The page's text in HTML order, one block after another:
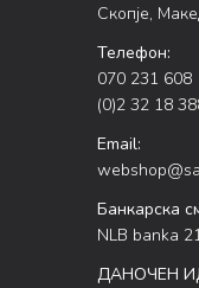
Скопје,
Телефон:
070 231 608
(0)2 32 18
Email:
Банкарска
NLB banka
ДАНОЧЕН